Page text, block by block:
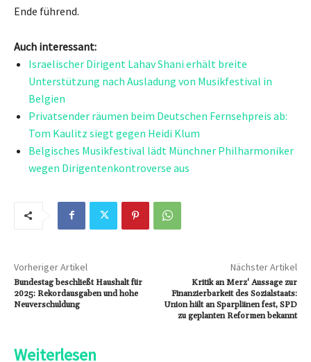
Ende führend.
Auch interessant:
Israelischer Dirigent Lahav Shani erhält breite
Unterstützung nach Ausladung von Musikfestival in
Belgien
Privatsender räumen beim Deutschen Fernsehpreis ab:
Tom Kaulitz siegt gegen Heidi Klum
Belgisches Musikfestival lädt Münchner Philharmoniker
wegen Dirigentenkontroverse aus
Vorheriger Artikel
Bundestag beschließt Haushalt für
2025: Rekordausgaben und hohe
Neuverschuldung
Nächster Artikel
Kritik an Merz‘ Aussage zur
Finanzierbarkeit des Sozialstaats:
Union hält an Sparplänen fest, SPD
zu geplanten Reformen bekannt
Weiterlesen